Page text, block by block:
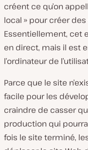
créent ce qu’on
local » pour créer
Essentiellement, cet
en direct, mais il est
l’ordinateur de
Parce que le site
facile pour les
craindre de casser
production qui
fois le site terminé,